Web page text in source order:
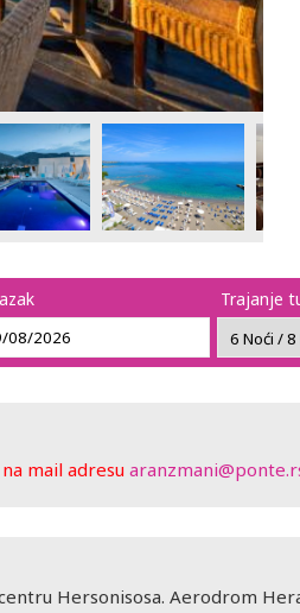
Trajanje
mail adresu
Hersonisosa. Aerodrom